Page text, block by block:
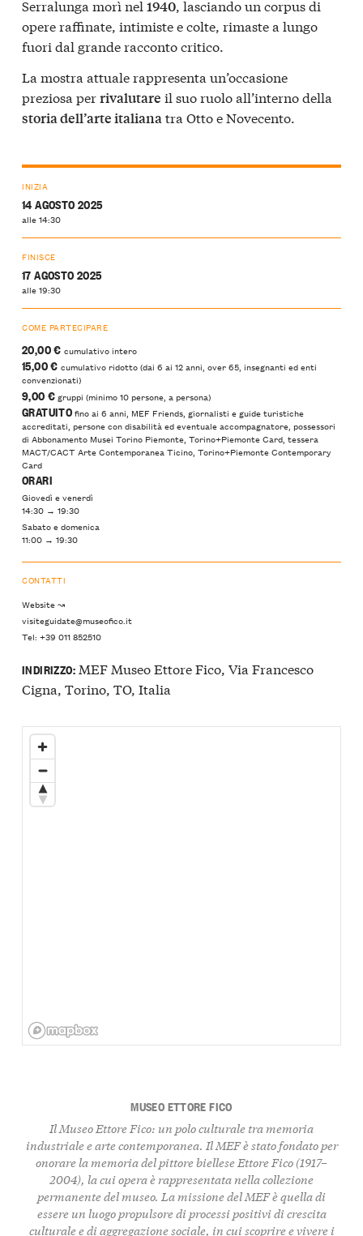
Serralunga morì nel 1940, lasciando un corpus di
opere raffinate, intimiste e colte, rimaste a lungo
fuori dal grande racconto critico.
La mostra attuale rappresenta un’occasione
preziosa perrivalutare il suo ruolo all’interno della
storia dell’arte italianatra Otto e Novecento.
INIZIA
14 AGOSTO 2025
alle 14:30
FINISCE
17 AGOSTO 2025
alle 19:30
COME PARTECIPARE
20,00 € cumulativo intero
15,00 € cumulativo ridotto (dai 6 ai 12 anni, over 65, insegnanti ed enti
convenzionati)
9,00 €gruppi (minimo 10 persone, a persona)
GRATUITOfino ai 6 anni, MEF Friends, giornalisti e guide turistiche
accreditati, persone con disabilità ed eventuale accompagnatore, possessori
di Abbonamento Musei Torino Piemonte, Torino+Piemonte Card, tessera
MACT/CACT Arte Contemporanea Ticino, Torino+Piemonte Contemporary
Card
ORARI
Giovedì e venerdì
14:30 → 19:30
Sabato e domenica
11:00 → 19:30
CONTATTI
Website ↝
visiteguidate@museofico.it
Tel: +39 011 852510
INDIRIZZO:MEF Museo Ettore Fico, Via Francesco
Cigna, Torino, TO, Italia
MUSEO ETTORE FICO
Il Museo Ettore Fico: un polo culturale tra memoria
industriale e arte contemporanea. Il MEF è stato fondato per
onorare la memoria del pittore bielleseEttore Fico (1917–
2004), la cui opera è rappresentata nella collezione
permanente del museo. La missione del MEF è quella di
essere un luogo propulsore di processi positivi di crescita
culturale e di aggregazione sociale, in cui scoprire e vivere i